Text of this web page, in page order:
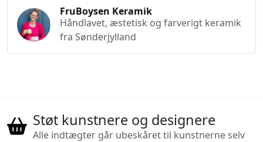
FruBoysen Keramik
Håndlavet, æstetisk og farverigt keramik
fra Sønderjylland
Støt kunstnere og designere
Alle indtægter går ubeskåret til kunstnerne selv